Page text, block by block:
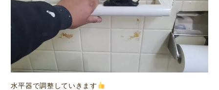
水平器で調整していきます